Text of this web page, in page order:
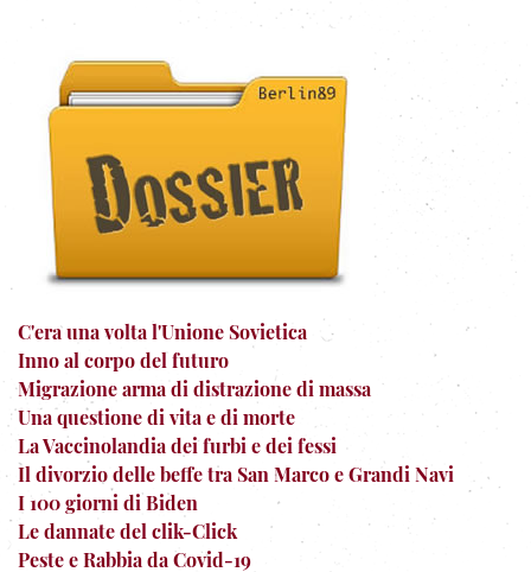
C'era una volta l'Unione Sovietica
Inno al corpo del futuro
Migrazione arma di distrazione di massa
Una questione di vita e di morte
La Vaccinolandia dei furbi e dei fessi
Il divorzio delle beffe tra San Marco e Grandi Navi
I 100 giorni di Biden
Le dannate del clik-Click
Peste e Rabbia da Covid-19